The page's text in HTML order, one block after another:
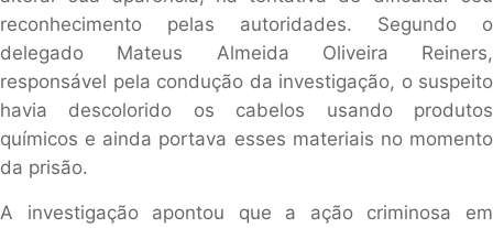
reconhecimento pelas autoridades. Segundo o
delegado Mateus Almeida Oliveira Reiners,
responsável pela condução da investigação, o suspeito
havia descolorido os cabelos usando produtos
químicos e ainda portava esses materiais no momento
da prisão.
A investigação apontou que a ação criminosa em